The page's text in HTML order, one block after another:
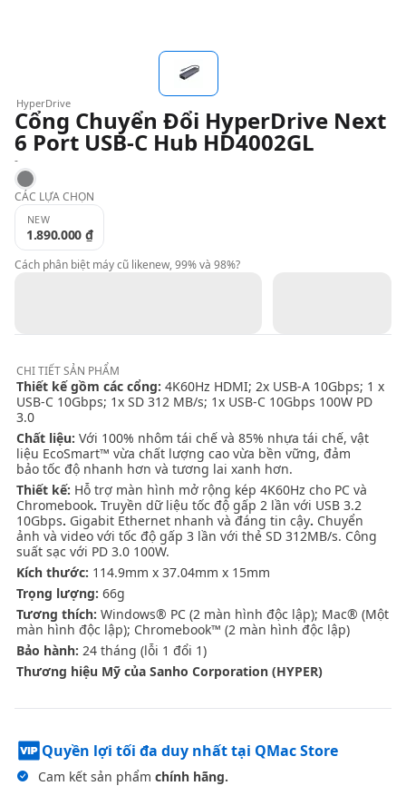
HyperDrive
Cổng Chuyển Đổi HyperDrive Next
6 Port USB-C Hub HD4002GL
-
Space Gray
CÁC LỰA CHỌN
NEW
1.890.000 ₫
Cách phân biệt máy cũ likenew, 99% và 98%?
CHI TIẾTSẢN PHẨM
Thiết kế gồm các cổng: 4K60Hz HDMI; 2x USB-A 10Gbps; 1 x
USB-C 10Gbps; 1x SD 312 MB/s; 1x USB-C 10Gbps 100W PD
3.0
Chất liệu: Với 100% nhôm tái chế và 85% nhựa tái chế, vật
liệu EcoSmart™ vừa chất lượng cao vừa bền vững, đảm
bảo tốc độ nhanh hơn và tương lai xanh hơn.
Thiết kế: Hỗ trợ màn hình mở rộng kép 4K60Hz cho PC và
Chromebook. Truyền dữ liệu tốc độ gấp 2 lần với USB 3.2
10Gbps. Gigabit Ethernet nhanh và đáng tin cậy. Chuyển
ảnh và video với tốc độ gấp 3 lần với thẻ SD 312MB/s. Công
suất sạc với PD 3.0 100W.
Kích thước: 114.9mm x 37.04mm x 15mm
Trọng lượng: 66g
Tương thích: Windows® PC (2 màn hình độc lập); Mac® (Một
màn hình độc lập); Chromebook™ (2 màn hình độc lập)
Bảo hành: 24 tháng (lỗi 1 đổi 1)
Thương hiệu Mỹ của Sanho Corporation (HYPER)
Quyền lợi tối đa duy nhất tại QMac Store
Cam kết sản phẩm chính hãng.